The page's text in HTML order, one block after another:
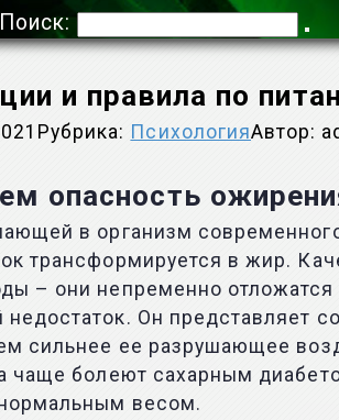
Поиск:
и правила по
Рубрика: ПсихологияАвтор:
опасность
в организм
трансформируется в жир.
– они непременно
Он представляет
сильнее ее разрушающее
болеют сахарным
весом.